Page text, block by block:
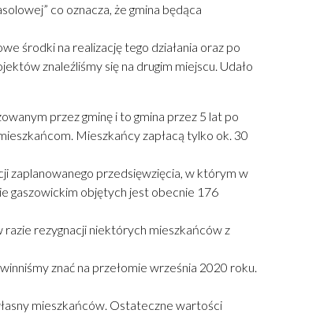
co oznacza, że gmina będąca
środki na realizację tego działania oraz po
znaleźliśmy się na drugim miejscu. Udało
przez gminę i to gmina przez 5 lat po
Mieszkańcy zapłacą tylko ok. 30
zaplanowanego przedsięwzięcia, w którym w
gaszowickim objętych jest obecnie 176
rezygnacji niektórych mieszkańców z
znać na przełomie września 2020 roku.
mieszkańców. Ostateczne wartości